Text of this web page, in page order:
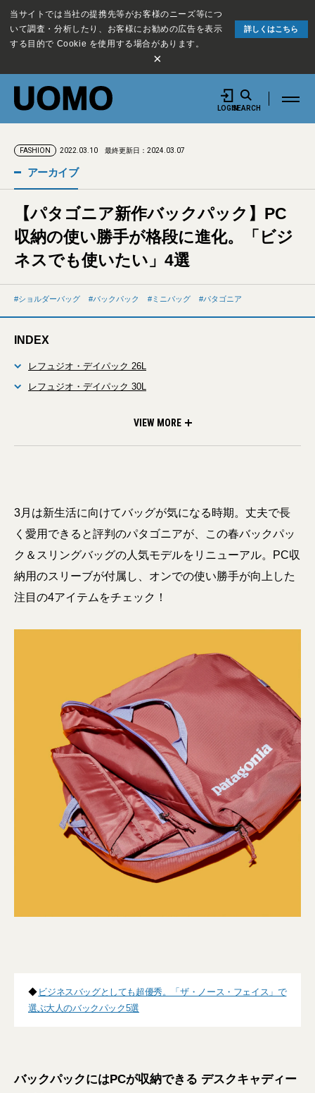
当サイトでは当社の提携先等がお客様のニーズ等につ
いて調査・分析したり、お客様にお勧めの広告を表示
する目的で Cookie を使用する場合があります。
詳しくはこちら
×
LOGINSEARCH
FASHION 2022.03.10 最終更新日：2024.03.07
アーカイブ
【パタゴニア新作バックパック】PC
収納の使い勝手が格段に進化。「ビジ
ネスでも使いたい」4選
ショルダーバッグ バックパック ミニバッグ パタゴニア
INDEX
レフュジオ・デイパック 26L
レフュジオ・デイパック 30L
VIEW MORE
3月は新生活に向けてバッグが気になる時期。丈夫で長
く愛用できると評判のパタゴニアが、この春バックパッ
ク＆スリングバッグの人気モデルをリニューアル。PC収
納用のスリーブが付属し、オンでの使い勝手が向上した
注目の4アイテムをチェック！
◆ ビジネスバッグとしても超優秀。「ザ・ノース・フェイス」で
選ぶ大人のバックパック5選
バックパックにはPCが収納できる デスクキャディー